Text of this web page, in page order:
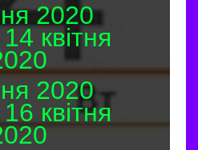
2020
14 квітня
2020
16 квітня